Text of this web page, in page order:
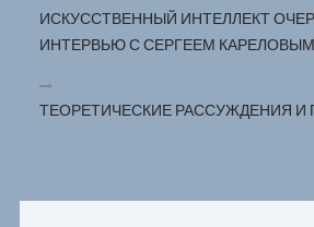
ИСКУССТВЕННЫЙ ИНТЕЛЛЕКТ
ИНТЕРВЬЮ С СЕРГЕЕМ КАРЕЛОВЫМ
ТЕОРЕТИЧЕСКИЕ РАССУЖДЕНИЯ И